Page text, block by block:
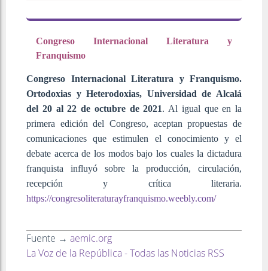
Congreso Internacional Literatura y
Franquismo
Congreso Internacional Literatura y Franquismo.
Ortodoxias y Heterodoxias, Universidad de Alcalá
del 20 al 22 de octubre de 2021. Al igual que en la
primera edición del Congreso, aceptan propuestas de
comunicaciones que estimulen el conocimiento y el
debate acerca de los modos bajo los cuales la dictadura
franquista influyó sobre la producción, circulación,
recepción y crítica literaria.
https://congresoliteraturayfranquismo.weebly.com/
Fuente → aemic.org
La Voz de la República - Todas las Noticias RSS